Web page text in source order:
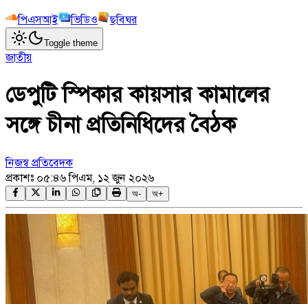
পিএসআই
ভিডিও ছবিঘর
Toggle theme
জাতীয়
ডেপুটি স্পিকার কায়সার কামালের
সঙ্গে চীনা প্রতিনিধিদের বৈঠক
নিজস্ব প্রতিবেদক
প্রকাশঃ ০৫:৪৬ পিএম, ১২ জুন ২০২৬
অ- অ+